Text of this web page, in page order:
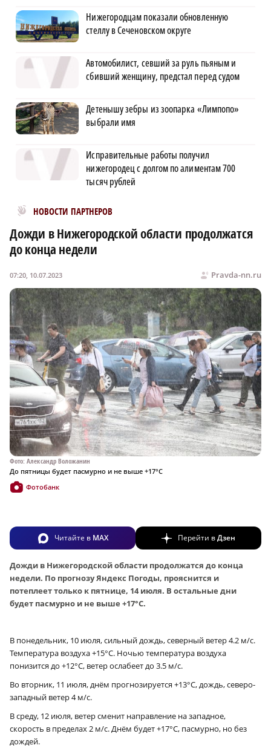
Нижегородцам показали обновленную
стеллу в Сеченовском округе
Автомобилист, севший за руль пьяным и
сбивший женщину, предстал перед судом
Детенышу зебры из зоопарка «Лимпопо»
выбрали имя
Исправительные работы получил
нижегородец с долгом по алиментам 700
тысяч рублей
НОВОСТИ ПАРТНЕРОВ
Новости МирТесен
Дожди в Нижегородской области продолжатся
до конца недели
Pravda-nn.ru
07:20, 10.07.2023
Фото: Александр Воложанин
До пятницы будет пасмурно и не выше +17°C
Фотобанк
Читайте в MAX Перейти вДзен
Дожди в Нижегородской области продолжатся до конца
недели. По прогнозу Яндекс Погоды, прояснится и
потеплеет только к пятнице, 14 июля. В остальные дни
будет пасмурно и не выше +17°C.
В понедельник, 10 июля, сильный дождь, северный ветер 4.2 м/с.
Температура воздуха +15°C. Ночью температура воздуха
понизится до +12°C, ветер ослабеет до 3.5 м/с.
Во вторник, 11 июля, днём прогнозируется +13°С, дождь, северо-
западный ветер 4 м/с.
В среду, 12 июля, ветер сменит направление на западное,
скорость в пределах 2 м/с. Днём будет +17°С, пасмурно, но без
дождей.